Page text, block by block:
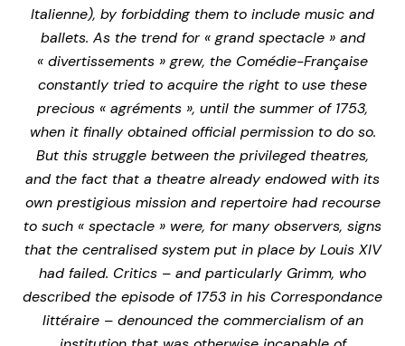
Italienne), by forbidding them to include music and
ballets. As the trend for « grand spectacle » and
« divertissements » grew, the Comédie-Française
constantly tried to acquire the right to use these
precious « agréments », until the summer of 1753,
when it finally obtained official permission to do so.
But this struggle between the privileged theatres,
and the fact that a theatre already endowed with its
own prestigious mission and repertoire had recourse
to such « spectacle » were, for many observers, signs
that the centralised system put in place by Louis XIV
had failed. Critics – and particularly Grimm, who
described the episode of 1753 in his Correspondance
littéraire – denounced the commercialism of an